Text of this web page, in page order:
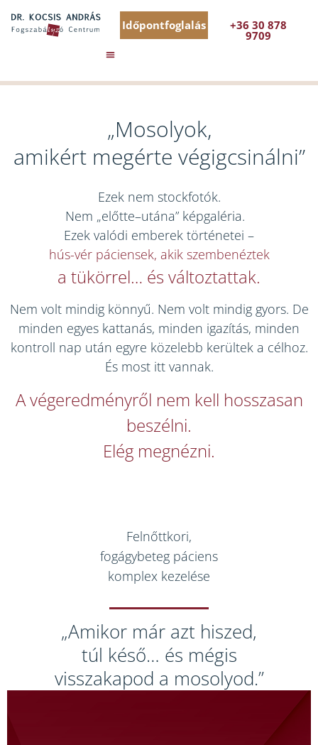
Időpontfoglalás +36 30 878
9709
„Mosolyok,
amikért megérte végigcsinálni”
Ezek nem stockfotók.
Nem „előtte–utána” képgaléria.
Ezek valódi emberek történetei –
hús-vér páciensek, akik szembenéztek
a tükörrel… és változtattak.
Nem volt mindig könnyű. Nem volt mindig gyors. De
minden egyes kattanás, minden igazítás, minden
kontroll nap után egyre közelebb kerültek a célhoz.
És most itt vannak.
A végeredményről nem kell hosszasan
beszélni.
Elég megnézni.
Felnőttkori,
fogágybeteg páciens
komplex kezelése
„Amikor már azt hiszed,
túl késő… és mégis
visszakapod a mosolyod.”